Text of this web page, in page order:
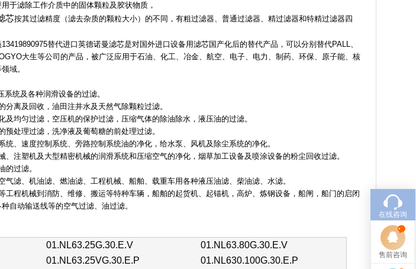
于滤除工作介质中的固体颗粒及胶状物质，
芯按其过滤精度（滤去杂质的颗粒大小）的不同，有粗过滤器、普通过滤器、精过滤器和特精过滤器四
替代进口英德诺曼滤芯是对国外进口设备用滤芯国产化后的替代产品，可以分别替代PALL、
大生等公司的产品，被广泛应用于石油、化工、冶金、航空、电子、电力、制药、环保、原子能、核
域。
统及各种润滑设备的过滤。
离及回收，油田注井水及天然气除颗粒过滤。
均匀过滤，空压机的保护过滤，压缩气体的除油除水，液压油的过滤。
处理过滤，洗净液及葡萄糖的前处理过滤。
统、速度控制系统、旁路控制系统油的净化，给水泵、风机及除尘系统的净化。
、注塑机及大型精密机械的润滑系统和压缩空气的净化，烟草加工设备及喷涂设备的粉尘回收过滤。
的过滤。
气滤、机油滤、燃油滤、工程机械、船舶、载重车用各种液压油滤、柴油滤、水滤。
工程机械到消防、维修、搬运等特种车辆，船舶的起货机、起锚机，高炉、炼钢设备，船闸，船门的启闭
自动输送线等的空气过滤、油过滤。
01.NL63.25G.30.E.V
01.NL63.80G.30.E.V
01.NL63.25VG.30.E.P
01.NL630.100G.30.E.P
在线咨询
售前咨询